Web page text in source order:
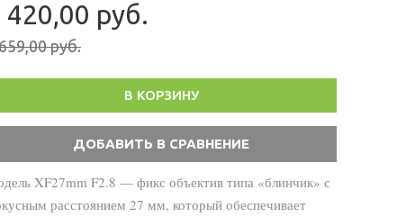
420,00 руб.
руб.
В КОРЗИНУ
XF27mm F2.8 — фикс объектив типа «блинчик» с
расстоянием 27 мм, который обеспечивает